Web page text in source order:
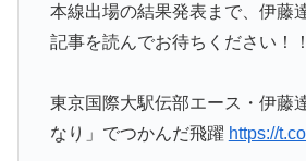
本線出場の結果発表まで、伊藤
記事を読んでお待ちください！！
東京国際大駅伝部エース・伊藤
なり」でつかんだ飛躍 https://